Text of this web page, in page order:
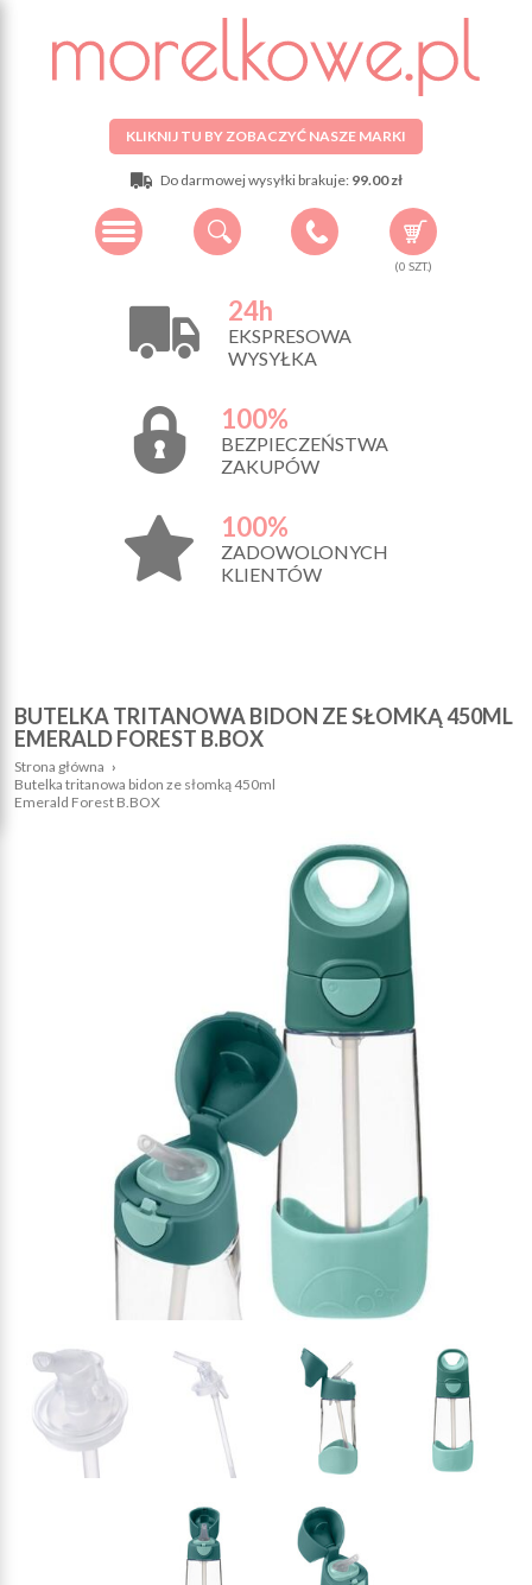
KLIKNIJ TU BY ZOBACZYĆ NASZE MARKI
Do darmowej wysyłki brakuje: 99.00 zł
(0 SZT.)
24h
EKSPRESOWA
WYSYŁKA
100%
BEZPIECZEŃSTWA
ZAKUPÓW
100%
ZADOWOLONYCH
KLIENTÓW
BUTELKA TRITANOWA BIDON ZE SŁOMKĄ 450ML
EMERALD FOREST B.BOX
Strona główna ›
Butelka tritanowa bidon ze słomką 450ml
Emerald Forest B.BOX